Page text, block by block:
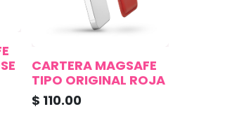
CARTERA MAGSAFE
TIPO ORIGINAL ROJA
$ 110.00